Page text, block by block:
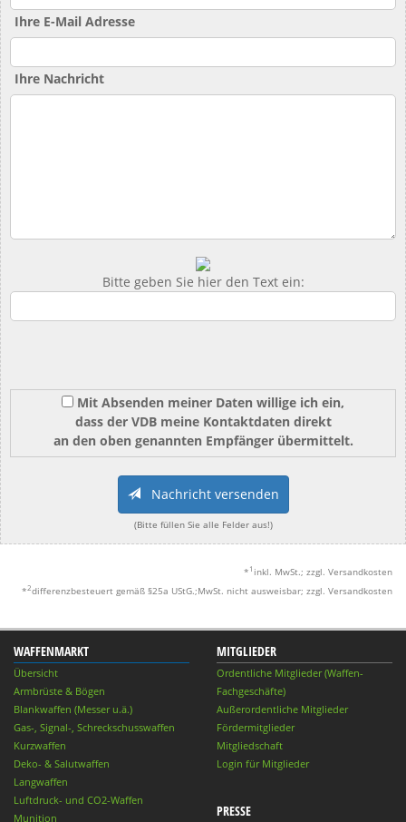
Ihre E-Mail Adresse
Ihre Nachricht
Bitte geben Sie hier den Text ein:
Mit Absenden meiner Daten willige ich ein,
dass der VDB meine Kontaktdaten direkt
an den oben genannten Empfänger übermittelt.
Nachricht versenden
(Bitte füllen Sie alle Felder aus!)
* 1 inkl. MwSt.; zzgl. Versandkosten
*2differenzbesteuert gemäß §25a UStG.;MwSt. nicht ausweisbar; zzgl. Versandkosten
WAFFENMARKT
Übersicht
Armbrüste & Bögen
Blankwaffen (Messer u.ä.)
Gas-, Signal-, Schreckschusswaffen
Kurzwaffen
Deko- & Salutwaffen
Langwaffen
Luftdruck- und CO2-Waffen
Munition
MITGLIEDER
Ordentliche Mitglieder (Waffen-
Fachgeschäfte)
Außerordentliche Mitglieder
Fördermitglieder
Mitgliedschaft
Login für Mitglieder
PRESSE